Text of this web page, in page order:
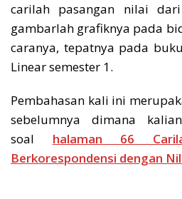
carilah pasangan nilai
gambarlah grafiknya pada
caranya, tepatnya pada
Linear semester 1.
Pembahasan kali ini
sebelumnya dimana
soal halaman 66
Berkorespondensi dengan